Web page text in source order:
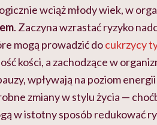
wciąż młody wiek, w
. Zaczyna wzrastać ryzyko
mogą prowadzić docukrzycy
kości, a zachodzące w
wpływają na poziom
zmiany w stylu życia —
w istotny sposób redukować